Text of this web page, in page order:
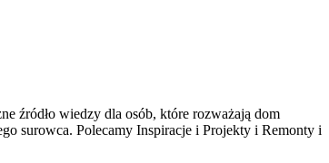
źródło wiedzy dla osób, które rozważają dom
surowca. Polecamy Inspiracje i Projekty i Remonty i